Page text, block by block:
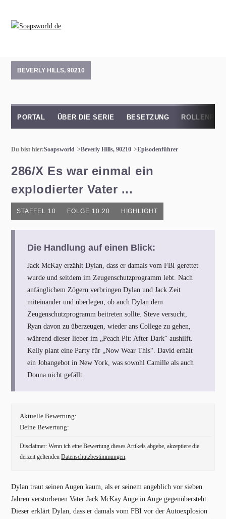
BEVERLY HILLS, 90210
PORTAL ÜBER DIE SERIE BESETZUNG
Du bist hier:Soapsworld Beverly Hills, 90210 Episodenführer
286/X Es war einmal ein
explodierter Vater ...
STAFFEL 10 FOLGE 10.20 HIGHLIGHT
Die Handlung auf einen Blick:
Jack McKay erzählt Dylan, dass er damals vom FBI gerettet
wurde und seitdem im Zeugenschutzprogramm lebt. Nach
anfänglichem Zögern verbringen Dylan und Jack Zeit
miteinander und überlegen, ob auch Dylan dem
Zeugenschutzprogramm beitreten sollte. Steve versucht,
Ryan davon zu überzeugen, wieder ans College zu gehen,
während dieser lieber im „Peach Pit: After Dark“ aushilft.
Kelly plant eine Party für „Now Wear This“. David erhält
ein Jobangebot in New York, was sowohl Camille als auch
Donna nicht gefällt.
Aktuelle Bewertung:
Deine Bewertung:
Disclaimer: Wenn ich eine Bewertung dieses Artikels abgebe, akzeptiere die
derzeit geltendenDatenschutzbestimmungen.
Dylan traut seinen Augen kaum, als er seinem angeblich vor sieben
Jahren verstorbenen Vater Jack McKay Auge in Auge gegenübersteht.
Dieser erklärt Dylan, dass er damals vom FBI vor der Autoexplosion